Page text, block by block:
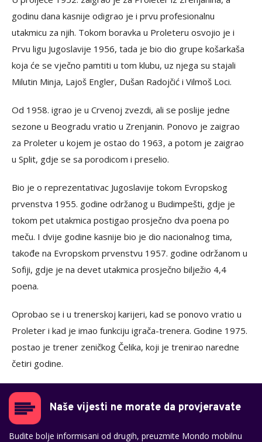
godinu dana kasnije odigrao je i prvu profesionalnu
utakmicu za njih. Tokom boravka u Proleteru osvojio je i
Prvu ligu Jugoslavije 1956, tada je bio dio grupe košarkaša
koja će se vječno pamtiti u tom klubu, uz njega su stajali
Milutin Minja, Lajoš Engler, Dušan Radojčić i Vilmoš Loci.
Od 1958. igrao je u Crvenoj zvezdi, ali se poslije jedne
sezone u Beogradu vratio u Zrenjanin. Ponovo je zaigrao
za Proleter u kojem je ostao do 1963, a potom je zaigrao
u Split, gdje se sa porodicom i preselio.
Bio je o reprezentativac Jugoslavije tokom Evropskog
prvenstva 1955. godine održanog u Budimpešti, gdje je
tokom pet utakmica postigao prosječno dva poena po
meču. I dvije godine kasnije bio je dio nacionalnog tima,
takođe na Evropskom prvenstvu 1957. godine održanom u
Sofiji, gdje je na devet utakmica prosječno bilježio 4,4
poena.
Oprobao se i u trenerskoj karijeri, kad se ponovo vratio u
Proleter i kad je imao funkciju igrača-trenera. Godine 1975.
postao je trener zeničkog Čelika, koji je trenirao naredne
četiri godine.
Naše vijesti ne morate da provjeravate
Budite bolje informisani od drugih, preuzmite Mondo mobilnu